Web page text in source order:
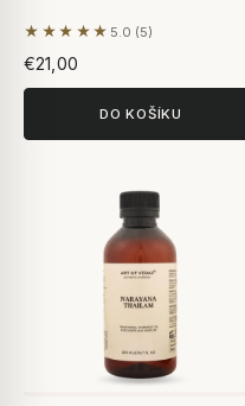
★★★★★ 5.0 (5)
Na základě 5 hodnocení
€21,00
DO KOŠÍKU